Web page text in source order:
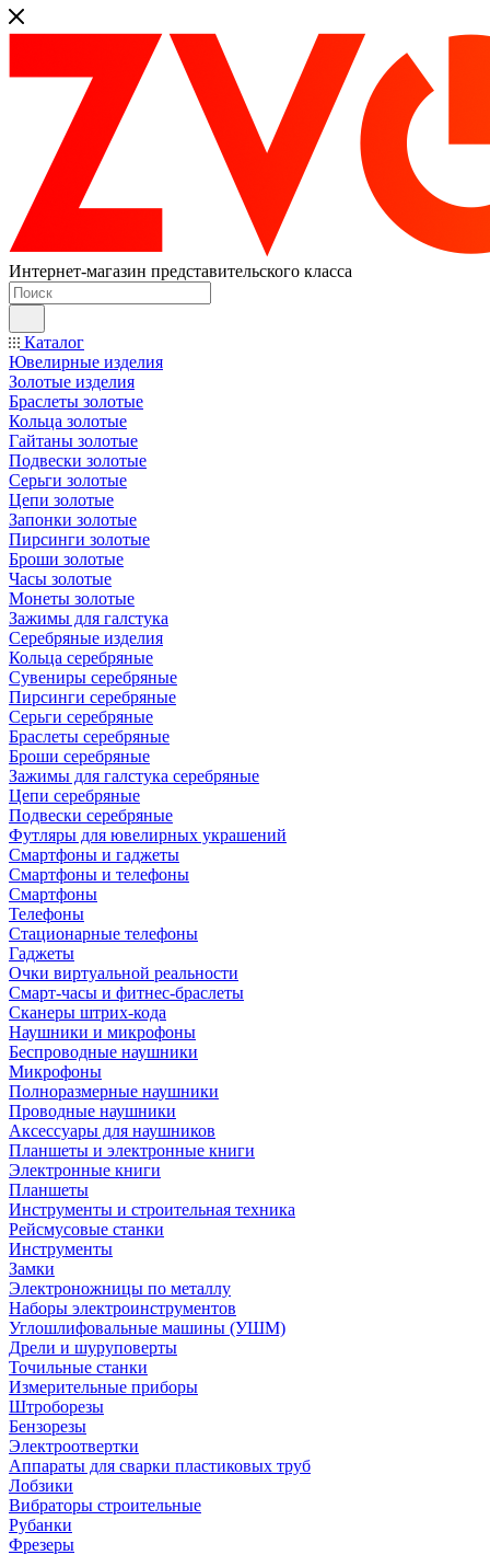
Интернет-магазин представительского класса
Каталог
Ювелирные изделия
Золотые изделия
Браслеты золотые
Кольца золотые
Гайтаны золотые
Подвески золотые
Серьги золотые
Цепи золотые
Запонки золотые
Пирсинги золотые
Броши золотые
Часы золотые
Монеты золотые
Зажимы для галстука
Серебряные изделия
Кольца серебряные
Сувениры серебряные
Пирсинги серебряные
Серьги серебряные
Браслеты серебряные
Броши серебряные
Зажимы для галстука серебряные
Цепи серебряные
Подвески серебряные
Футляры для ювелирных украшений
Смартфоны и гаджеты
Смартфоны и телефоны
Смартфоны
Телефоны
Стационарные телефоны
Гаджеты
Очки виртуальной реальности
Смарт-часы и фитнес-браслеты
Сканеры штрих-кода
Наушники и микрофоны
Беспроводные наушники
Микрофоны
Полноразмерные наушники
Проводные наушники
Аксессуары для наушников
Планшеты и электронные книги
Электронные книги
Планшеты
Инструменты и строительная техника
Рейсмусовые станки
Инструменты
Замки
Электроножницы по металлу
Наборы электроинструментов
Углошлифовальные машины (УШМ)
Дрели и шуруповерты
Точильные станки
Измерительные приборы
Штроборезы
Бензорезы
Электроотвертки
Аппараты для сварки пластиковых труб
Лобзики
Вибраторы строительные
Рубанки
Фрезеры